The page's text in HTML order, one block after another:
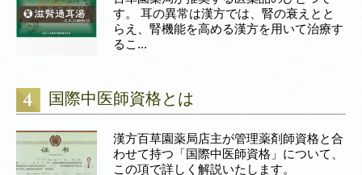
す。 耳の異常は漢方では、腎の衰えとと
らえ、腎機能を高める漢方を用いて治療す
るこ...
国際中医師資格とは
漢方百草園薬局店主が管理薬剤師資格と合
わせて持つ「国際中医師資格」について、
この項で詳しく解説いたします。